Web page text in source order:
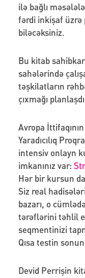
ilə bağlı
fərdi inkişaf
biləcəksiniz.
Bu kitab
sahələrində
təşkilatların
çıxmağı
Avropa
Yaradıcılıq
intensiv onlayn
imkanınız var:
Hər bir kursun
Siz real
bazarı, o
tərəflərini təhlil
seqmentinizi
Qısa testin
Devid Perrişin